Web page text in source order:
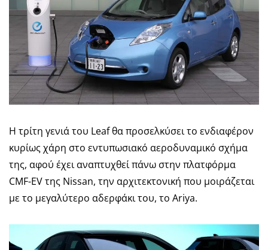
Η τρίτη γενιά του Leaf θα προσελκύσει το ενδιαφέρον
κυρίως χάρη στο εντυπωσιακό αεροδυναμικό σχήμα
της, αφού έχει αναπτυχθεί πάνω στην πλατφόρμα
CMF-EV της Nissan, την αρχιτεκτονική που μοιράζεται
με το μεγαλύτερο αδερφάκι του, το Ariya.